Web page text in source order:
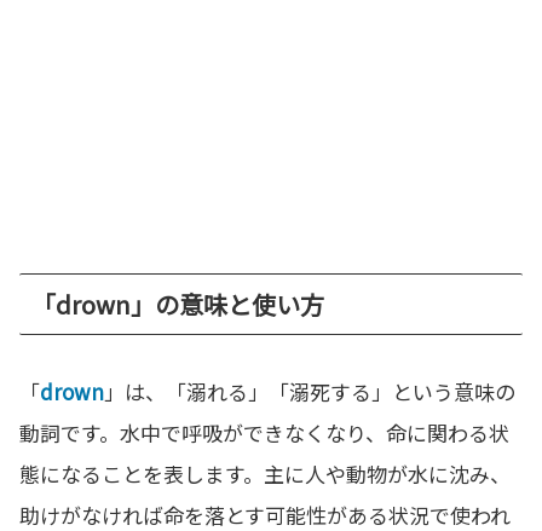
「drown」の意味と使い方
「drown」は、「溺れる」「溺死する」という意味の
動詞です。水中で呼吸ができなくなり、命に関わる状
態になることを表します。主に人や動物が水に沈み、
助けがなければ命を落とす可能性がある状況で使われ